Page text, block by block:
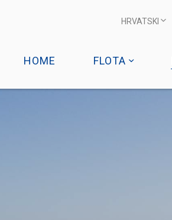
HRVATSKI
HOME FLOTA